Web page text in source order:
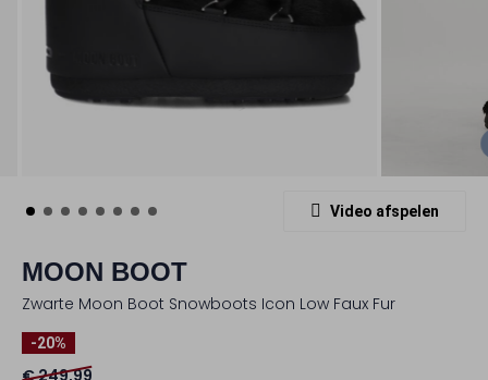
Video afspelen
MOON BOOT
Zwarte Moon Boot Snowboots Icon Low Faux Fur
-20%